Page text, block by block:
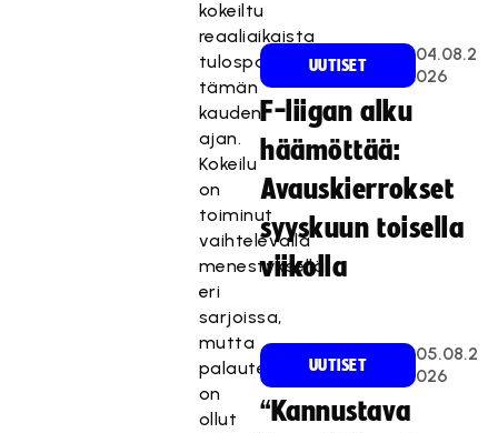
kokeiltu
reaaliaikaista
tulospalvelua
tämän
kauden
ajan.
Kokeilu
on
toiminut
vaihtelevalla
menestyksellä
eri
sarjoissa,
mutta
palaute
on
ollut
UUTISET
04.08.2
026
F-liigan alku
häämöttää:
Avauskierrokset
syyskuun toisella
viikolla
UUTISET
05.08.2
026
“Kannustava